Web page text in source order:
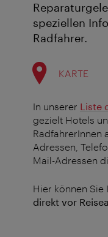
speziellen
Radfahrer.
KARTE
In unserer Liste
gezielt Hotels
RadfahrerInnen
Adressen,
Mail-Adressen
Hier können Sie
direkt vor